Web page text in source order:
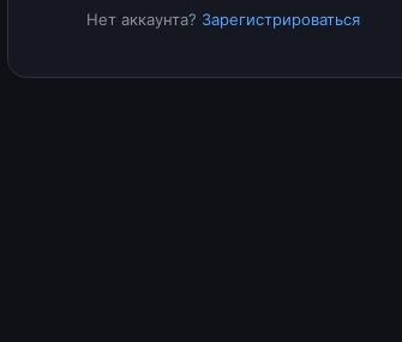
Нет аккаунта? Зарегистрироваться